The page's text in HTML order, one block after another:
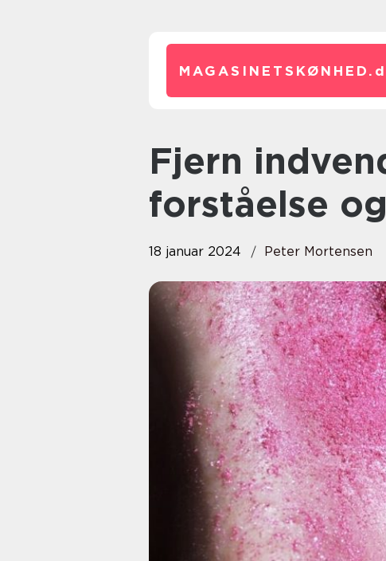
MAGASINETSKØNHED.
Fjern indvendige bumser –
forståelse
18 januar 2024 Peter Mortensen